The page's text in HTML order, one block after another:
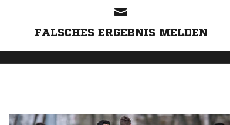
FALSCHES ERGEBNIS MELDEN